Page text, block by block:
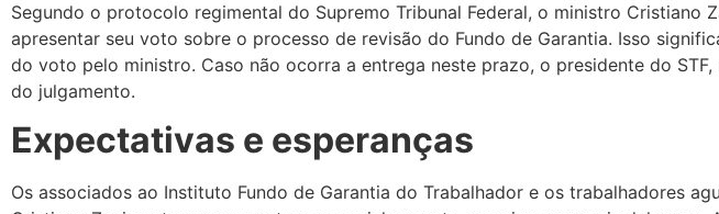
Segundo o protocolo regimental do Supremo Tribunal Federal, o ministro
apresentar seu voto sobre o processo de revisão do Fundo de Garantia. Isso
do voto pelo ministro. Caso não ocorra a entrega neste prazo, o presidente do
do julgamento.
Expectativas e esperanças
Os associados ao Instituto Fundo de Garantia do Trabalhador e os trabalhadores